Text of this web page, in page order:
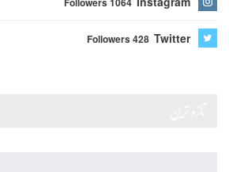
Twitter
Followers 428